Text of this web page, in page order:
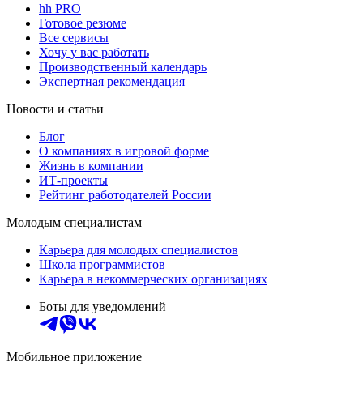
hh PRO
Готовое резюме
Все сервисы
Хочу у вас работать
Производственный календарь
Экспертная рекомендация
Новости и статьи
Блог
О компаниях в игровой форме
Жизнь в компании
ИТ-проекты
Рейтинг работодателей России
Молодым специалистам
Карьера для молодых специалистов
Школа программистов
Карьера в некоммерческих организациях
Боты для уведомлений
Мобильное приложение